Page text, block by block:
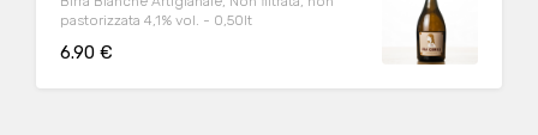
pastorizzata 4,1% vol. - 0,50lt
6.90 €